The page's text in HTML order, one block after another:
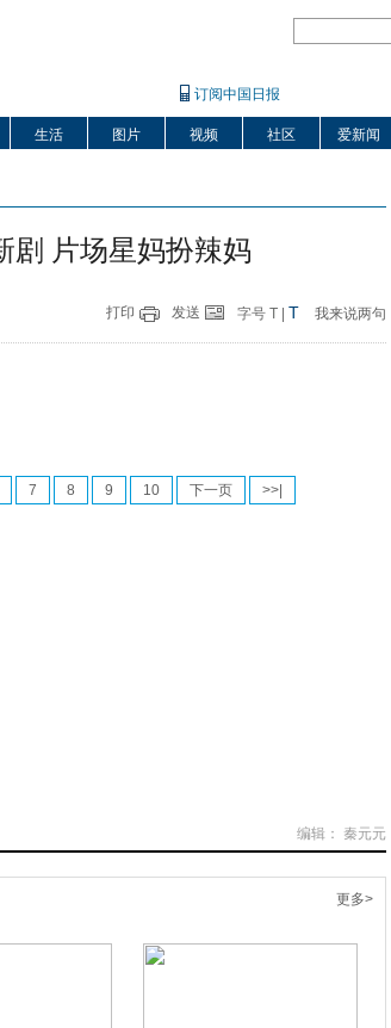
订阅中国日报
生活 图片 视频 社区 爱新闻
剧 片场星妈扮辣妈
打印 发送 字号 T T 我来说两句
7 8 9 10 下一页 >>|
编辑： 秦元元
更多>